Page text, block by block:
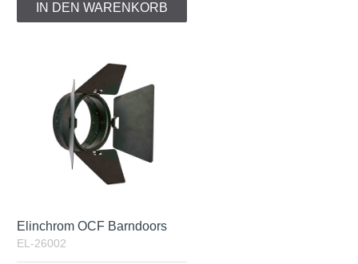
IN DEN WARENKORB
Elinchrom OCF Barndoors
EL-26002